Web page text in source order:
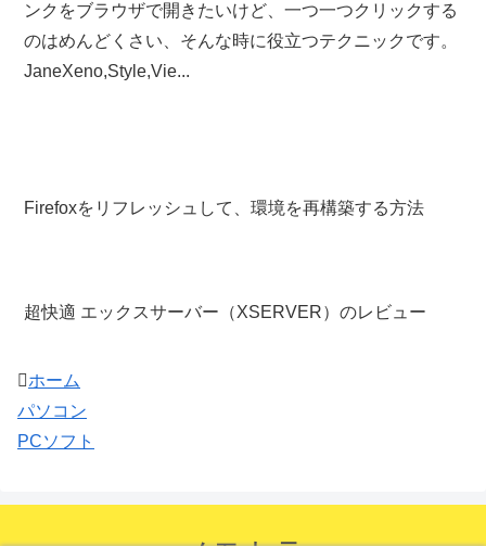
ンクをブラウザで開きたいけど、一つ一つクリックする
のはめんどくさい、そんな時に役立つテクニックです。
JaneXeno,Style,Vie...
Firefoxをリフレッシュして、環境を再構築する方法
超快適 エックスサーバー（XSERVER）のレビュー
ホーム
パソコン
PCソフト